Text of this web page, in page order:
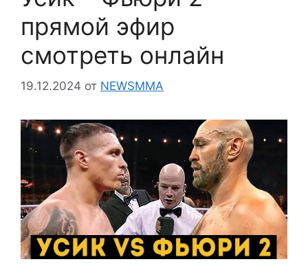
прямой эфир
смотреть онлайн
19.12.2024 от NEWSMMA